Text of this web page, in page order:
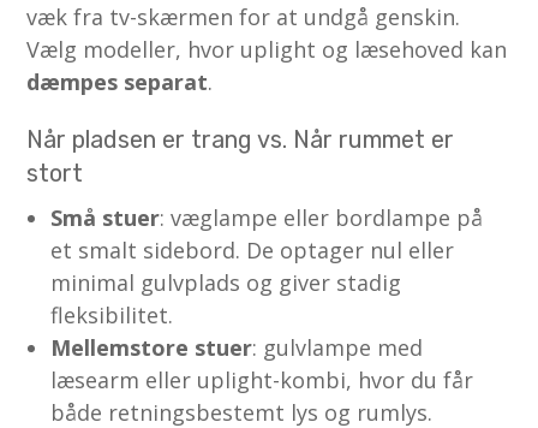
væk fra tv-skærmen for at undgå genskin.
Vælg modeller, hvor uplight og læsehoved kan
dæmpes separat.
Når pladsen er trang vs. Når rummet er
stort
Små stuer: væglampe eller bordlampe på
et smalt sidebord. De optager nul eller
minimal gulvplads og giver stadig
fleksibilitet.
Mellemstore stuer: gulvlampe med
læsearm eller uplight-kombi, hvor du får
både retningsbestemt lys og rumlys.